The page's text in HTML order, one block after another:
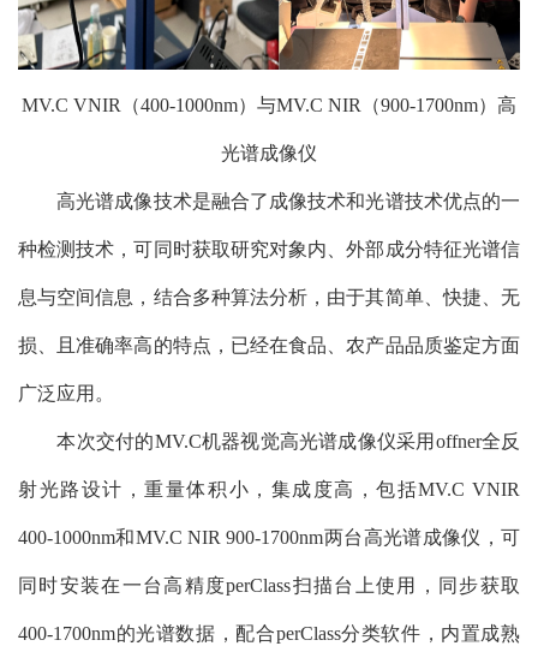
MV.C VNIR（400-1000nm）与MV.C NIR（900-1700nm）高
光谱成像仪
高光谱成像技术是融合了成像技术和光谱技术优点的一
种检测技术，可同时获取研究对象内、外部成分特征光谱信
息与空间信息，结合多种算法分析，由于其简单、快捷、无
损、且准确率高的特点，已经在食品、农产品品质鉴定方面
广泛应用。
本次交付的MV.C机器视觉高光谱成像仪采用offner全反
射光路设计，重量体积小，集成度高，包括MV.C VNIR
400-1000nm和MV.C NIR 900-1700nm两台高光谱成像仪，可
同时安装在一台高精度perClass扫描台上使用，同步获取
400-1700nm的光谱数据，配合perClass分类软件，内置成熟